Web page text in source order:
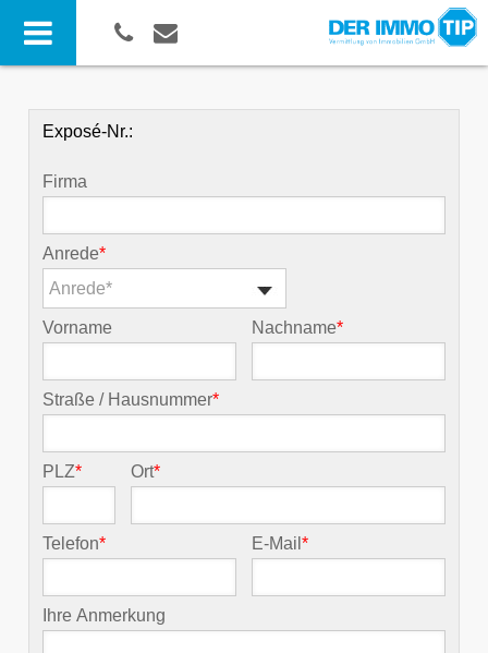
Exposé-Nr.:
Firma
Anrede*
Anrede*
Vorname Nachname*
Straße / Hausnummer*
PLZ* Ort*
Telefon* E-Mail*
Ihre Anmerkung